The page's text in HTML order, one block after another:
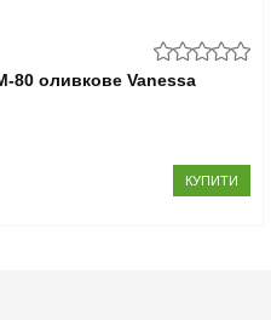
80 оливкове Vanessa
КУПИТИ